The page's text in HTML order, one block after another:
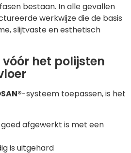
bestaan. In alle gevallen
werkwijze die de basis
slijtvaste en esthetisch
het polijsten
-systeem toepassen, is het
afgewerkt is met een
is uitgehard